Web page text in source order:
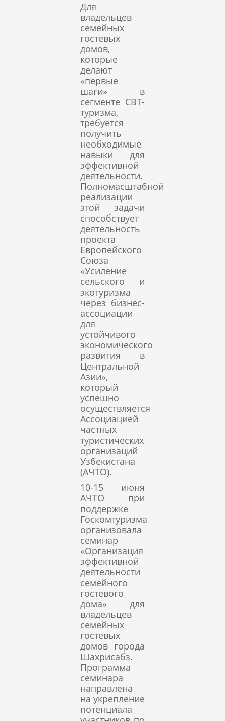
Для
владельцев
семейных
гостевых
домов,
которые
делают
«первые
шаги» в
сегменте CBT-
туризма,
требуется
получить
необходимые
навыки для
эффективной
деятельности.
Полномасштабной
реализации
этой задачи
способствует
деятельность
проекта
Европейского
Союза
«Усиление
сельского и
экотуризма
через бизнес-
ассоциации
для
устойчивого
экономического
развития в
Центральной
Азии»,
который
успешно
осуществляется
Ассоциацией
частных
туристических
организаций
Узбекистана
(АЧТО).
10-15 июня
АЧТО при
поддержке
Госкомтуризма
организовала
семинар
«Организация
эффективной
деятельности
семейного
гостевого
дома» для
владельцев
семейных
гостевых
домов города
Шахрисабз.
Программа
семинара
направлена
на укрепление
потенциала